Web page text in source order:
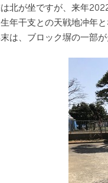
北が坐ですが、来年
年干支との天戦地冲年
は、ブロック塀の一部